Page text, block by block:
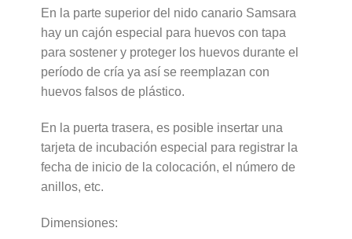
En la parte superior del nido canario Samsara
hay un cajón especial para huevos con tapa
para sostener y proteger los huevos durante el
período de cría ya así se reemplazan con
huevos falsos de plástico.
En la puerta trasera, es posible insertar una
tarjeta de incubación especial para registrar la
fecha de inicio de la colocación, el número de
anillos, etc.
Dimensiones: